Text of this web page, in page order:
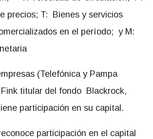
precios; T: Bienes y servicios
en el período; y M:
(Telefónica y Pampa
titular del fondo Blackrock,
participación en su capital.
participación en el capital